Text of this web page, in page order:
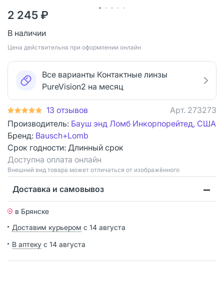
2 245 ₽
В наличии
Цена действительна при оформлении онлайн
Все варианты Контактные линзы
PureVision2 на месяц
13 отзывов Арт. 273273
Производитель: Бауш энд Ломб Инкорпорейтед, США
Бренд: Bausch+Lomb
Срок годности: Длинный срок
Доступна оплата онлайн
Bнешний вид товара может отличаться от изображённого
Доставка и самовывоз
в Брянске
Доставим курьером с 14 августа
В аптеку с 14 августа